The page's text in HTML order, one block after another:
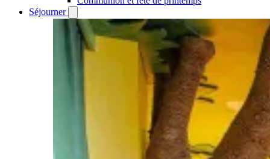
Séjourner
Séjourner
submenu